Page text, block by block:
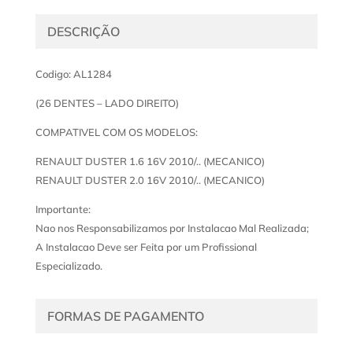
DESCRIÇÃO
Codigo: AL1284
(26 DENTES – LADO DIREITO)
COMPATIVEL COM OS MODELOS:
RENAULT DUSTER 1.6 16V 2010/.. (MECANICO)
RENAULT DUSTER 2.0 16V 2010/.. (MECANICO)
Importante:
Nao nos Responsabilizamos por Instalacao Mal Realizada;
A Instalacao Deve ser Feita por um Profissional
Especializado.
FORMAS DE PAGAMENTO